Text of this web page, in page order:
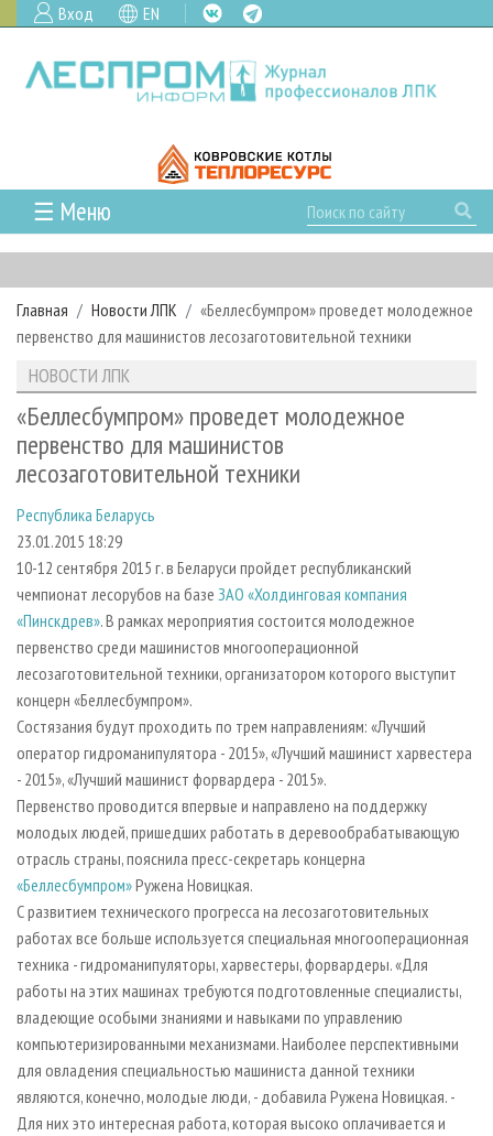
Вход EN
☰ Меню
ГЛАВНАЯ
РУБРИКИ И ТЕМЫ
РУБРИКИ ЖУРНАЛА
ЛЕСОЗАГОТОВКА
ЛЕСОПИЛЕНИЕ
ДЕРЕВООБРАБОТКА
СУШКА ДРЕВЕСИНЫ
ПРОИЗВОДСТВО ДРЕВЕСНЫХ ПЛИТ
ДЕРЕВЯННОЕ ДОМОСТРОЕНИЕ
ПРОИЗВОДСТВО МЕБЕЛИ
БИОЭНЕРГЕТИКА
ЦБП
ИНСТРУМЕНТ И МАТЕРИАЛЫ
НОВОСТИ
НОВОСТИ ЛПК
НОВОСТИ ЖУРНАЛА
НОВОСТИ КОМПАНИЙ
ПРОЕКТЫ ЛПИ
АНАЛИТИКА
ПРЕДПРИЯТИЯ ЛПК
ЛЕСНЫЕ РЕГИОНЫ РОССИИ
ПЕРСОНЫ
МОБИЛЬНЫЕ ВЫСТАВКИ
ОФИЦИАЛЬНЫЕ ДЕЛЕГАЦИИ
ПРИОРИТЕТНЫЕ ИНВЕСТПРОЕКТЫ
RUSSIAN FORESTRY REVIEW
ГАЗЕТА ЛЕСПРОМФОРУМ
БИБЛИОТЕКА СПЕЦИАЛИСТА
АРХИВ
АРХИВ ЖУРНАЛОВ
СТАТЬИ
О ЖУРНАЛЕ
ПОДПИСКА
КОНТАКТЫ
РЕКЛАМОДАТЕЛЯМ
РЕКЛАМА
РЕКЛАМА НА САЙТЕ
Главная Новости ЛПК
«Беллесбумпром» проведет молодежное
первенство для машинистов лесозаготовительной техники
НОВОСТИ ЛПК
«Беллесбумпром» проведет молодежное
первенство для машинистов
лесозаготовительной техники
Республика Беларусь
23.01.2015 18:29
10-12 сентября 2015 г. в Беларуси пройдет республиканский
чемпионат лесорубов на базе ЗАО «Холдинговая компания
«Пинскдрев». В рамках мероприятия состоится молодежное
первенство среди машинистов многооперационной
лесозаготовительной техники, организатором которого выступит
концерн «Беллесбумпром».
Состязания будут проходить по трем направлениям: «Лучший
оператор гидроманипулятора - 2015», «Лучший машинист харвестера
- 2015», «Лучший машинист форвардера - 2015».
Первенство проводится впервые и направлено на поддержку
молодых людей, пришедших работать в деревообрабатывающую
отрасль страны, пояснила пресс-секретарь концерна
«Беллесбумпром»Ружена Новицкая.
С развитием технического прогресса на лесозаготовительных
работах все больше используется специальная многооперационная
техника - гидроманипуляторы, харвестеры, форвардеры. «Для
работы на этих машинах требуются подготовленные специалисты,
владеющие особыми знаниями и навыками по управлению
компьютеризированными механизмами. Наиболее перспективными
для овладения специальностью машиниста данной техники
являются, конечно, молодые люди, - добавила Ружена Новицкая. -
Для них это интересная работа, которая высоко оплачивается и